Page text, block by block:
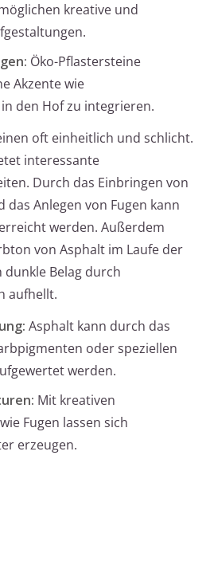
kreative und
Öko-Pflastersteine
Akzente wie
den Hof zu integrieren.
oft einheitlich und schlicht.
interessante
Durch das Einbringen von
das Anlegen von Fugen kann
werden. Außerdem
von Asphalt im Laufe der
dunkle Belag durch
aufhellt.
Asphalt kann durch das
oder speziellen
werden.
Mit kreativen
Fugen lassen sich
erzeugen.